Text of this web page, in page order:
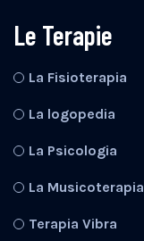
Le Terapie
La Fisioterapia
La logopedia
La Psicologia
La Musicoterapia
Terapia Vibra